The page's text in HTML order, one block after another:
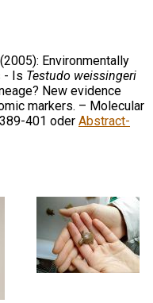
(2005): Environmentally
- Is Testudo weissingeri
New evidence
markers. – Molecular
401 oder Abstract-